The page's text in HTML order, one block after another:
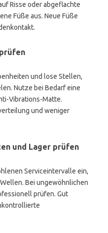
Risse oder abgeflachte
Füße aus. Neue Füße
und lose Stellen,
Nutze bei Bedarf eine
Vibrations-Matte.
und weniger
und Lager prüfen
Serviceintervalle ein,
Bei ungewöhnlichen
prüfen. Gut